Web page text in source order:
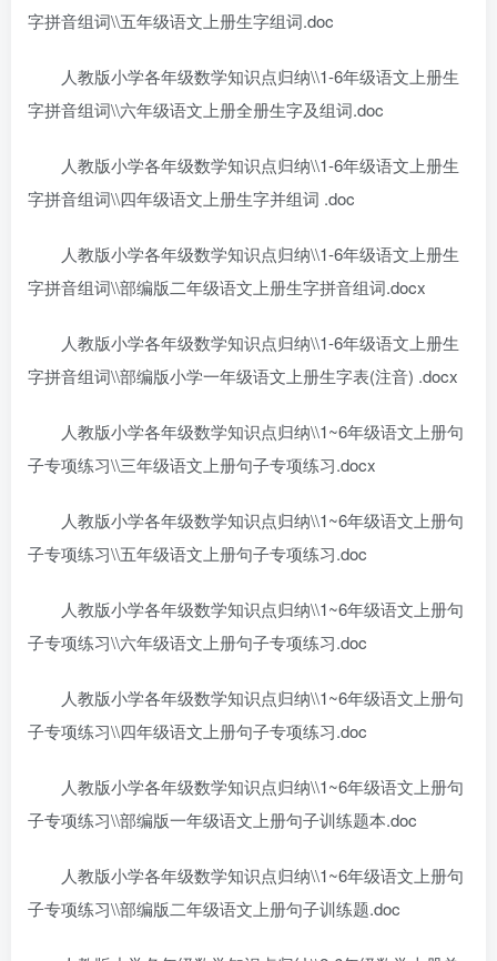
字拼音组词\\五年级语文上册生字组词.doc
人教版小学各年级数学知识点归纳\\1-6年级语文上册生
字拼音组词\\六年级语文上册全册生字及组词.doc
人教版小学各年级数学知识点归纳\\1-6年级语文上册生
字拼音组词\\四年级语文上册生字并组词 .doc
人教版小学各年级数学知识点归纳\\1-6年级语文上册生
字拼音组词\\部编版二年级语文上册生字拼音组词.docx
人教版小学各年级数学知识点归纳\\1-6年级语文上册生
字拼音组词\\部编版小学一年级语文上册生字表(注音) .docx
人教版小学各年级数学知识点归纳\\1~6年级语文上册句
子专项练习\\三年级语文上册句子专项练习.docx
人教版小学各年级数学知识点归纳\\1~6年级语文上册句
子专项练习\\五年级语文上册句子专项练习.doc
人教版小学各年级数学知识点归纳\\1~6年级语文上册句
子专项练习\\六年级语文上册句子专项练习.doc
人教版小学各年级数学知识点归纳\\1~6年级语文上册句
子专项练习\\四年级语文上册句子专项练习.doc
人教版小学各年级数学知识点归纳\\1~6年级语文上册句
子专项练习\\部编版一年级语文上册句子训练题本.doc
人教版小学各年级数学知识点归纳\\1~6年级语文上册句
子专项练习\\部编版二年级语文上册句子训练题.doc